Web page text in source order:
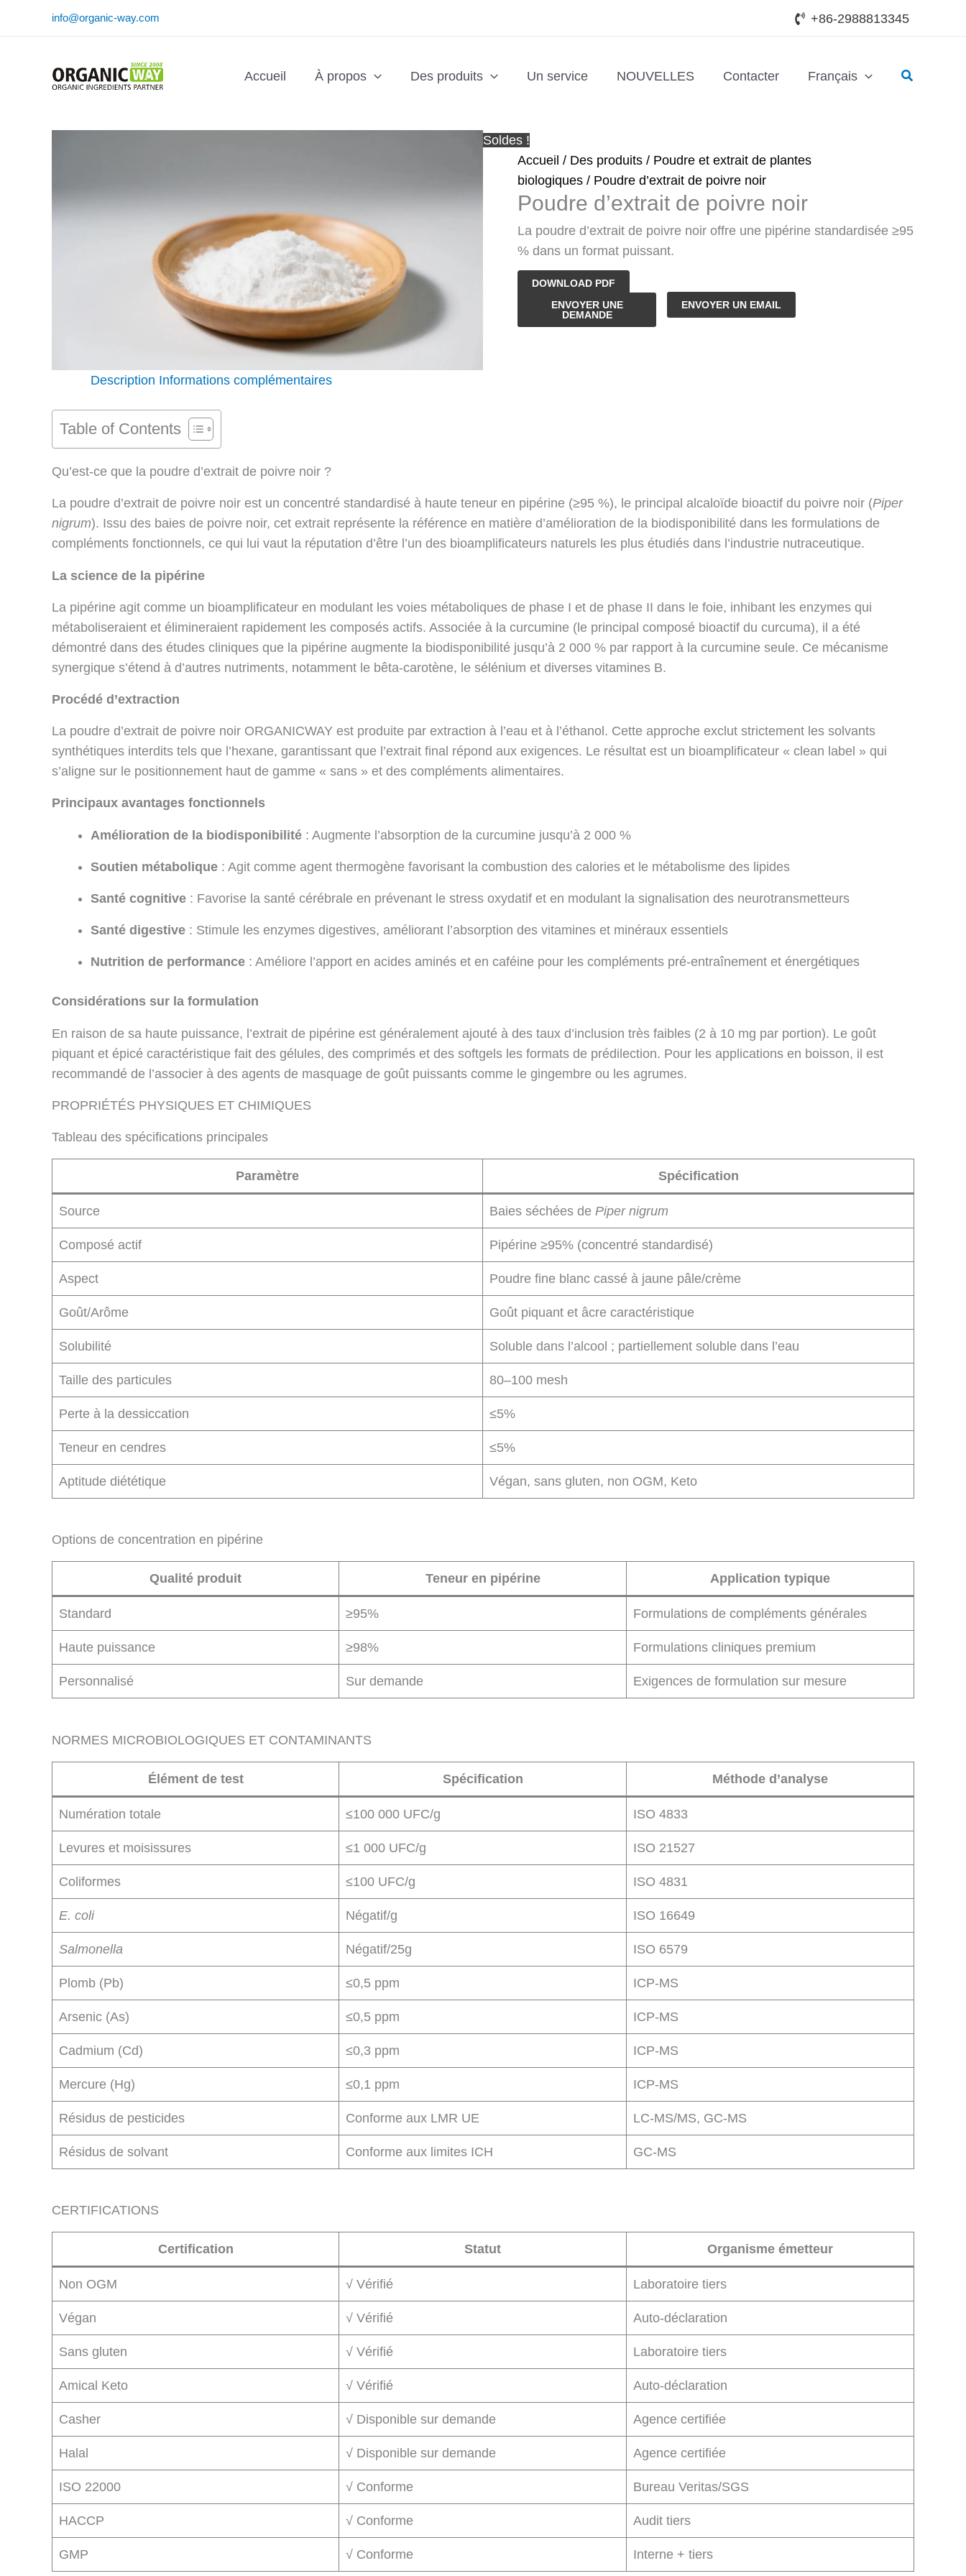
info@organic-way.com +86-2988813345
Accueil À propos Des produits Un service NOUVELLES Contacter Français
Soldes !
Accueil / Des produits / Poudre et extrait de plantes
biologiques / Poudre d’extrait de poivre noir
Poudre d’extrait de poivre noir
La poudre d’extrait de poivre noir offre une pipérine standardisée ≥95
% dans un format puissant.
DOWNLOAD PDF
quantité
de
ENVOYER UNE
DEMANDE
ENVOYER UN EMAIL
Description Informations complémentaires
Table of Contents
Qu’est-ce que la poudre d’extrait de poivre noir ?
La poudre d’extrait de poivre noir est un concentré standardisé à haute teneur en pipérine (≥95 %), le principal alcaloïde bioactif du poivre noir (Piper
nigrum). Issu des baies de poivre noir, cet extrait représente la référence en matière d’amélioration de la biodisponibilité dans les formulations de
compléments fonctionnels, ce qui lui vaut la réputation d’être l’un des bioamplificateurs naturels les plus étudiés dans l’industrie nutraceutique.
La science de la pipérine
La pipérine agit comme un bioamplificateur en modulant les voies métaboliques de phase I et de phase II dans le foie, inhibant les enzymes qui
métaboliseraient et élimineraient rapidement les composés actifs. Associée à la curcumine (le principal composé bioactif du curcuma), il a été
démontré dans des études cliniques que la pipérine augmente la biodisponibilité jusqu’à 2 000 % par rapport à la curcumine seule. Ce mécanisme
synergique s’étend à d’autres nutriments, notamment le bêta-carotène, le sélénium et diverses vitamines B.
Procédé d’extraction
La poudre d’extrait de poivre noir ORGANICWAY est produite par extraction à l’eau et à l’éthanol. Cette approche exclut strictement les solvants
synthétiques interdits tels que l’hexane, garantissant que l’extrait final répond aux exigences. Le résultat est un bioamplificateur « clean label » qui
s’aligne sur le positionnement haut de gamme « sans » et des compléments alimentaires.
Principaux avantages fonctionnels
Amélioration de la biodisponibilité : Augmente l’absorption de la curcumine jusqu’à 2 000 %
Soutien métabolique : Agit comme agent thermogène favorisant la combustion des calories et le métabolisme des lipides
Santé cognitive : Favorise la santé cérébrale en prévenant le stress oxydatif et en modulant la signalisation des neurotransmetteurs
Santé digestive : Stimule les enzymes digestives, améliorant l’absorption des vitamines et minéraux essentiels
Nutrition de performance : Améliore l’apport en acides aminés et en caféine pour les compléments pré-entraînement et énergétiques
Considérations sur la formulation
En raison de sa haute puissance, l’extrait de pipérine est généralement ajouté à des taux d’inclusion très faibles (2 à 10 mg par portion). Le goût
piquant et épicé caractéristique fait des gélules, des comprimés et des softgels les formats de prédilection. Pour les applications en boisson, il est
recommandé de l’associer à des agents de masquage de goût puissants comme le gingembre ou les agrumes.
PROPRIÉTÉS PHYSIQUES ET CHIMIQUES
Tableau des spécifications principales
Paramètre Spécification
Source Baies séchées de Piper nigrum
Composé actif Pipérine ≥95% (concentré standardisé)
Aspect Poudre fine blanc cassé à jaune pâle/crème
Goût/Arôme Goût piquant et âcre caractéristique
Solubilité Soluble dans l’alcool ; partiellement soluble dans l’eau
Taille des particules 80–100 mesh
Perte à la dessiccation ≤5%
Teneur en cendres ≤5%
Aptitude diététique Végan, sans gluten, non OGM, Keto
Options de concentration en pipérine
Qualité produit Teneur en pipérine Application typique
Standard ≥95% Formulations de compléments générales
Haute puissance ≥98% Formulations cliniques premium
Personnalisé Sur demande Exigences de formulation sur mesure
NORMES MICROBIOLOGIQUES ET CONTAMINANTS
Élément de test Spécification Méthode d’analyse
Numération totale ≤100 000 UFC/g ISO 4833
Levures et moisissures ≤1 000 UFC/g ISO 21527
Coliformes ≤100 UFC/g ISO 4831
E. coli Négatif/g ISO 16649
Salmonella Négatif/25g ISO 6579
Plomb (Pb) ≤0,5 ppm ICP-MS
Arsenic (As) ≤0,5 ppm ICP-MS
Cadmium (Cd) ≤0,3 ppm ICP-MS
Mercure (Hg) ≤0,1 ppm ICP-MS
Résidus de pesticides Conforme aux LMR UE LC-MS/MS, GC-MS
Résidus de solvant Conforme aux limites ICH GC-MS
CERTIFICATIONS
Certification Statut Organisme émetteur
Non OGM √ Vérifié Laboratoire tiers
Végan √ Vérifié Auto-déclaration
Sans gluten √ Vérifié Laboratoire tiers
Amical Keto √ Vérifié Auto-déclaration
Casher √ Disponible sur demande Agence certifiée
Halal √ Disponible sur demande Agence certifiée
ISO 22000 √ Conforme Bureau Veritas/SGS
HACCP √ Conforme Audit tiers
GMP √ Conforme Interne + tiers